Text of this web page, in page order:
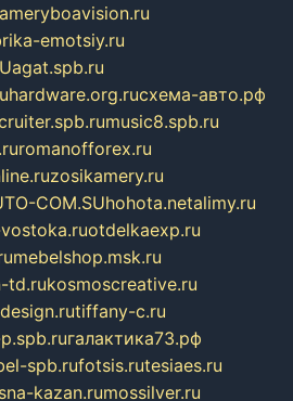
emotsiy.ru
agat.spb.ru
hardware.org.ruсхема-авто.рф
music8.spb.ru
romanofforex.ru
zosikamery.ru
COM.SUhohota.netalimy.ru
otdelkaexp.ru
mebelshop.msk.ru
td.rukosmoscreative.ru
tiffany-c.ru
галактика73.рф
spb.rufotsis.rutesiaes.ru
kazan.rumossilver.ru